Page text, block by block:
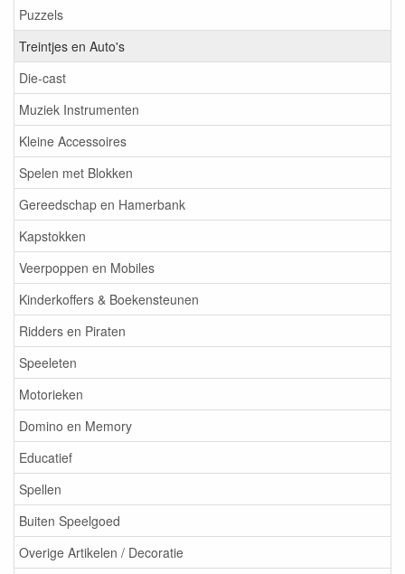
Puzzels
Treintjes en Auto's
Die-cast
Muziek Instrumenten
Kleine Accessoires
Spelen met Blokken
Gereedschap en Hamerbank
Kapstokken
Veerpoppen en Mobiles
Kinderkoffers & Boekensteunen
Ridders en Piraten
Speeleten
Motorieken
Domino en Memory
Educatief
Spellen
Buiten Speelgoed
Overige Artikelen / Decoratie